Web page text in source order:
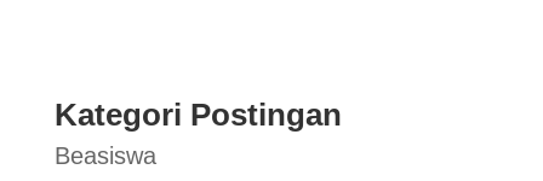
Kategori Postingan
Beasiswa